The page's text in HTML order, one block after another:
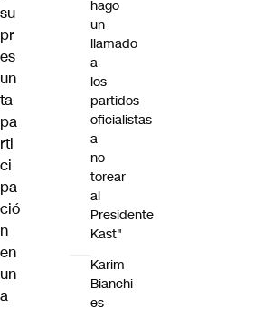
su
pr
es
un
ta
pa
rti
ci
pa
ció
n
en
un
a
hago
un
llamado
a
los
partidos
oficialistas
a
no
torear
al
Presidente
Kast"
Karim
Bianchi
es